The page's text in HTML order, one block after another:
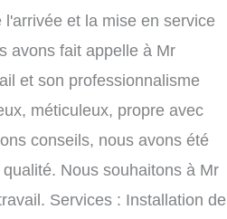
et la mise en service
avons fait appelle à Mr
et son professionnalisme
méticuleux, propre avec
conseils, nous avons été
Nous souhaitons à Mr
Services : Installation de